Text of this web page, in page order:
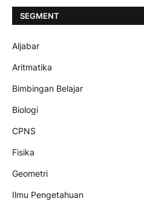
SEGMENT
Aljabar
Aritmatika
Bimbingan Belajar
Biologi
CPNS
Fisika
Geometri
Ilmu Pengetahuan